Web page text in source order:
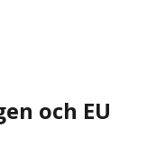
och EU